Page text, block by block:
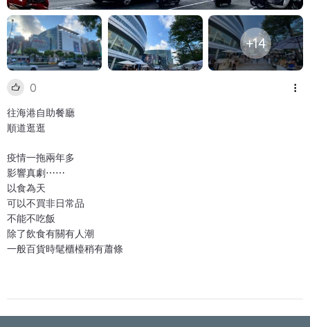
+14
0
往海港自助餐廳
順道逛逛
疫情一拖兩年多
影響真劇⋯⋯
以食為天
可以不買非日常品
不能不吃飯
除了飲食有關有人潮
一般百貨時髦櫃檯稍有蕭條